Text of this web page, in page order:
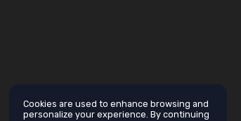
Cookies are used to enhance browsing and
personalize your experience. By continuing